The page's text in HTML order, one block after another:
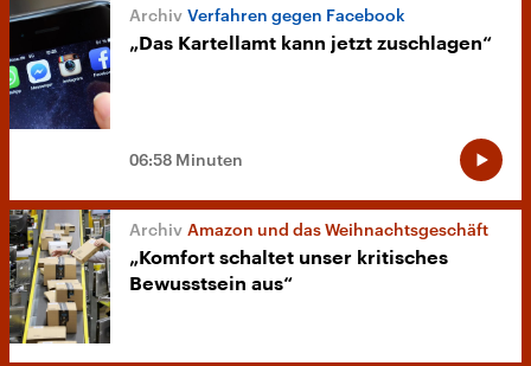
Verfahren gegen Facebook
„Das Kartellamt kann jetzt zuschlagen“
06:58 Minuten
Amazon und das Weihnachtsgeschäft
„Komfort schaltet unser kritisches
Bewusstsein aus“